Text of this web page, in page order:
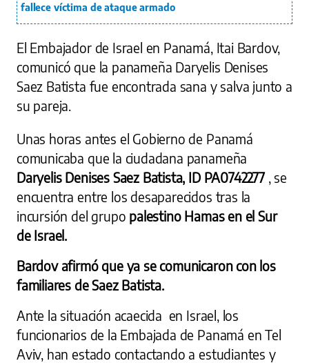
fallece víctima de ataque armado
El Embajador de Israel en Panamá, Itai Bardov,
comunicó que la panameña Daryelis Denises
Saez Batista fue encontrada sana y salva junto a
su pareja.
Unas horas antes el Gobierno de Panamá
comunicaba que la ciudadana panameña
Daryelis Denises Saez Batista, ID PA0742277 , se
encuentra entre los desaparecidos tras la
incursión del grupo palestino Hamas en el Sur
de Israel.
Bardov afirmó que ya se comunicaron con los
familiares de Saez Batista.
Ante la situación acaecida en Israel, los
funcionarios de la Embajada de Panamá en Tel
Aviv, han estado contactando a estudiantes y